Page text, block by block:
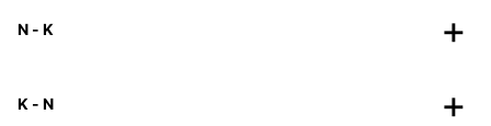
N - K
K - N